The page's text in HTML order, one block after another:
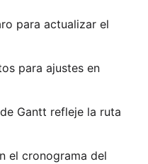
para actualizar el
para ajustes en
Gantt refleje la ruta
el cronograma del